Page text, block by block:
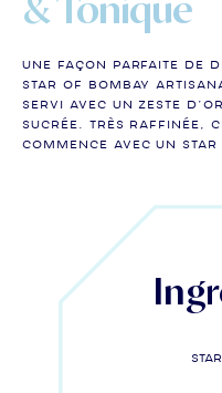
Une façon parfaite de
Star of Bombay
servi avec un zeste
sucrée. Très raffinée,
commence avec un Star